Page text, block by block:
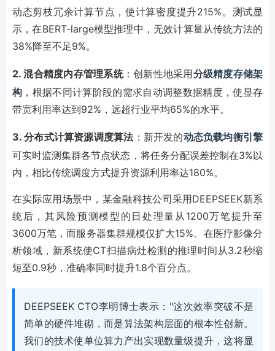
动态剪枝冗余计算节点，使计算密度提升215%。测试显
示，在BERT-large模型推理中，无效计算量从传统方法的
38%降至不足9%。
2. 混合精度内存管理系统：创新性地采用分级精度存储架
构 ，根据不同计算阶段的需求自动调整数据精度，使显存
带宽利用率达到92%，远超行业平均65%的水平。
3. 分布式计算资源调度算法：新开发的动态负载均衡引擎
可实时监测集群各节点状态，将任务分配误差控制在3%以
内，相比传统调度方式提升资源利用率达180%。
在实际应用场景中，某金融科技公司采用DEEPSEEK新系
统后，其风险预测模型的日处理量从1200万笔提升至
3600万笔，而服务器集群规模仅扩大15%。在医疗影像分
析领域，新系统使CT扫描病灶检测的推理时间从3.2秒缩
短至0.9秒，准确率同时提升1.8个百分点。
DEEPSEEK CTO李明博士表示："这次效率突破不是
简单的硬件堆砌，而是算法架构层面的根本性创新。
我们的技术使单位算力产出实现数量级提升，这将显